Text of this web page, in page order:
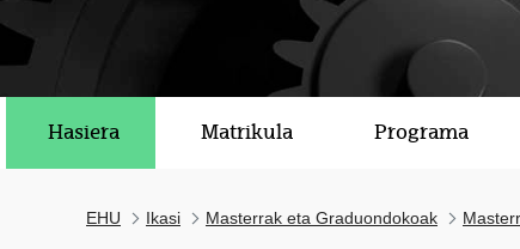
Hasiera Matrikula Programa
EHU Ikasi Masterrak eta Graduondokoak